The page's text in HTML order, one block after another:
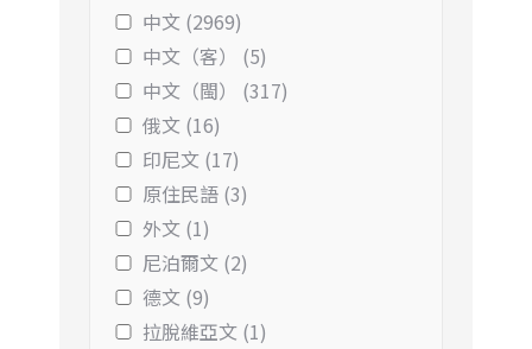
中文 (2969)
中文（客） (5)
中文（閩） (317)
俄文 (16)
印尼文 (17)
原住民語 (3)
外文 (1)
尼泊爾文 (2)
德文 (9)
拉脫維亞文 (1)